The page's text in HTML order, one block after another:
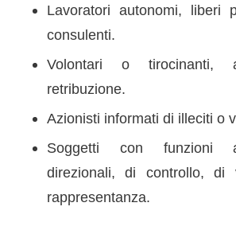
Lavoratori autonomi, liberi
consulenti.
Volontari o tirocinanti,
retribuzione.
Azionisti informati di illeciti o
Soggetti con funzioni
direzionali, di controllo, di
rappresentanza.